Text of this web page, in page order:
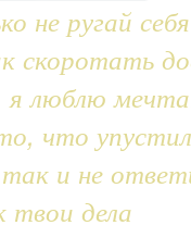
не ругай себя
скоротать
я люблю
что
и не
твои дела